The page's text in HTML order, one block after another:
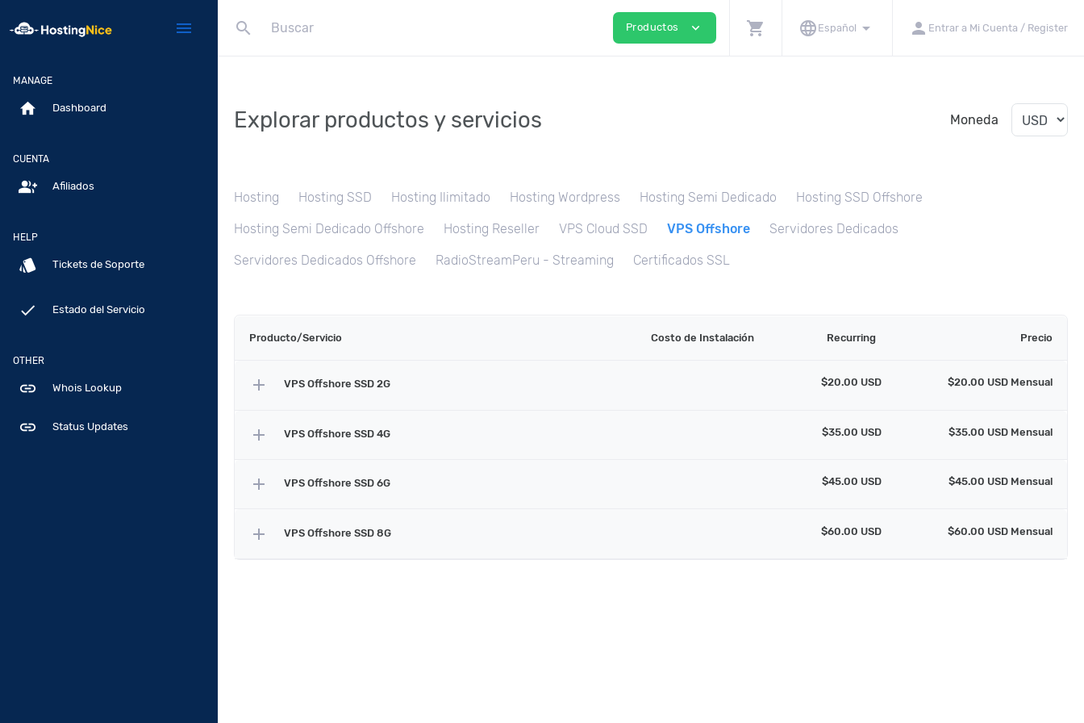
menu search Productos expand_more shopping_cart language Español arrow_drop_down person Entrar a Mi Cuenta / Register
MANAGE
home Dashboard
CUENTA
group_add Afiliados
HELP
style Tickets de Soporte
done Estado del Servicio
OTHER
link Whois Lookup
link Status Updates
Explorar productos y servicios Moneda
Hosting Hosting SSD Hosting Ilimitado Hosting Wordpress Hosting Semi Dedicado Hosting SSD Offshore
Hosting Semi Dedicado Offshore Hosting Reseller VPS Cloud SSD VPS Offshore Servidores Dedicados
Servidores Dedicados Offshore RadioStreamPeru - Streaming Certificados SSL
Producto/Servicio Costo de Instalación Recurring Precio
add VPS Offshore SSD 2G $20.00 USD $20.00 USD Mensual
add VPS Offshore SSD 4G $35.00 USD $35.00 USD Mensual
add VPS Offshore SSD 6G $45.00 USD $45.00 USD Mensual
add VPS Offshore SSD 8G $60.00 USD $60.00 USD Mensual